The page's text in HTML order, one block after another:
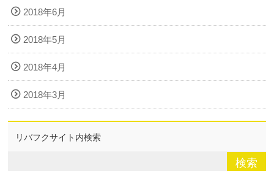
2018年6月
2018年5月
2018年4月
2018年3月
リバフクサイト内検索